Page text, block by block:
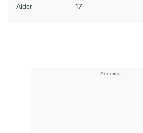
Alder
17